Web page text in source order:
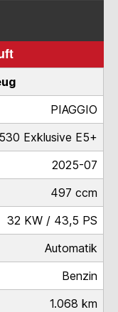
PIAGGIO
Exklusive E5+
2025-07
497 ccm
32 KW / 43,5 PS
Automatik
Benzin
1.068 km